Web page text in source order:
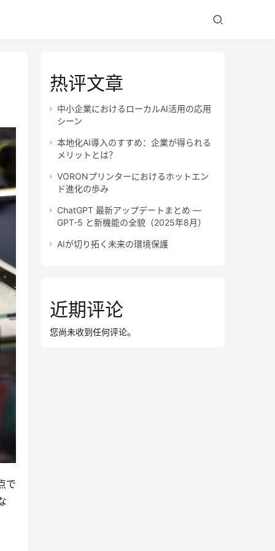
で
热评文章
中小企業におけるローカルAI活用の応用
シーン
本地化AI導入のすすめ：企業が得られる
メリットとは？
VORONプリンターにおけるホットエン
ド進化の歩み
ChatGPT 最新アップデートまとめ —
GPT-5 と新機能の全貌（2025年8月）
AIが切り拓く未来の環境保護
近期评论
您尚未收到任何评论。